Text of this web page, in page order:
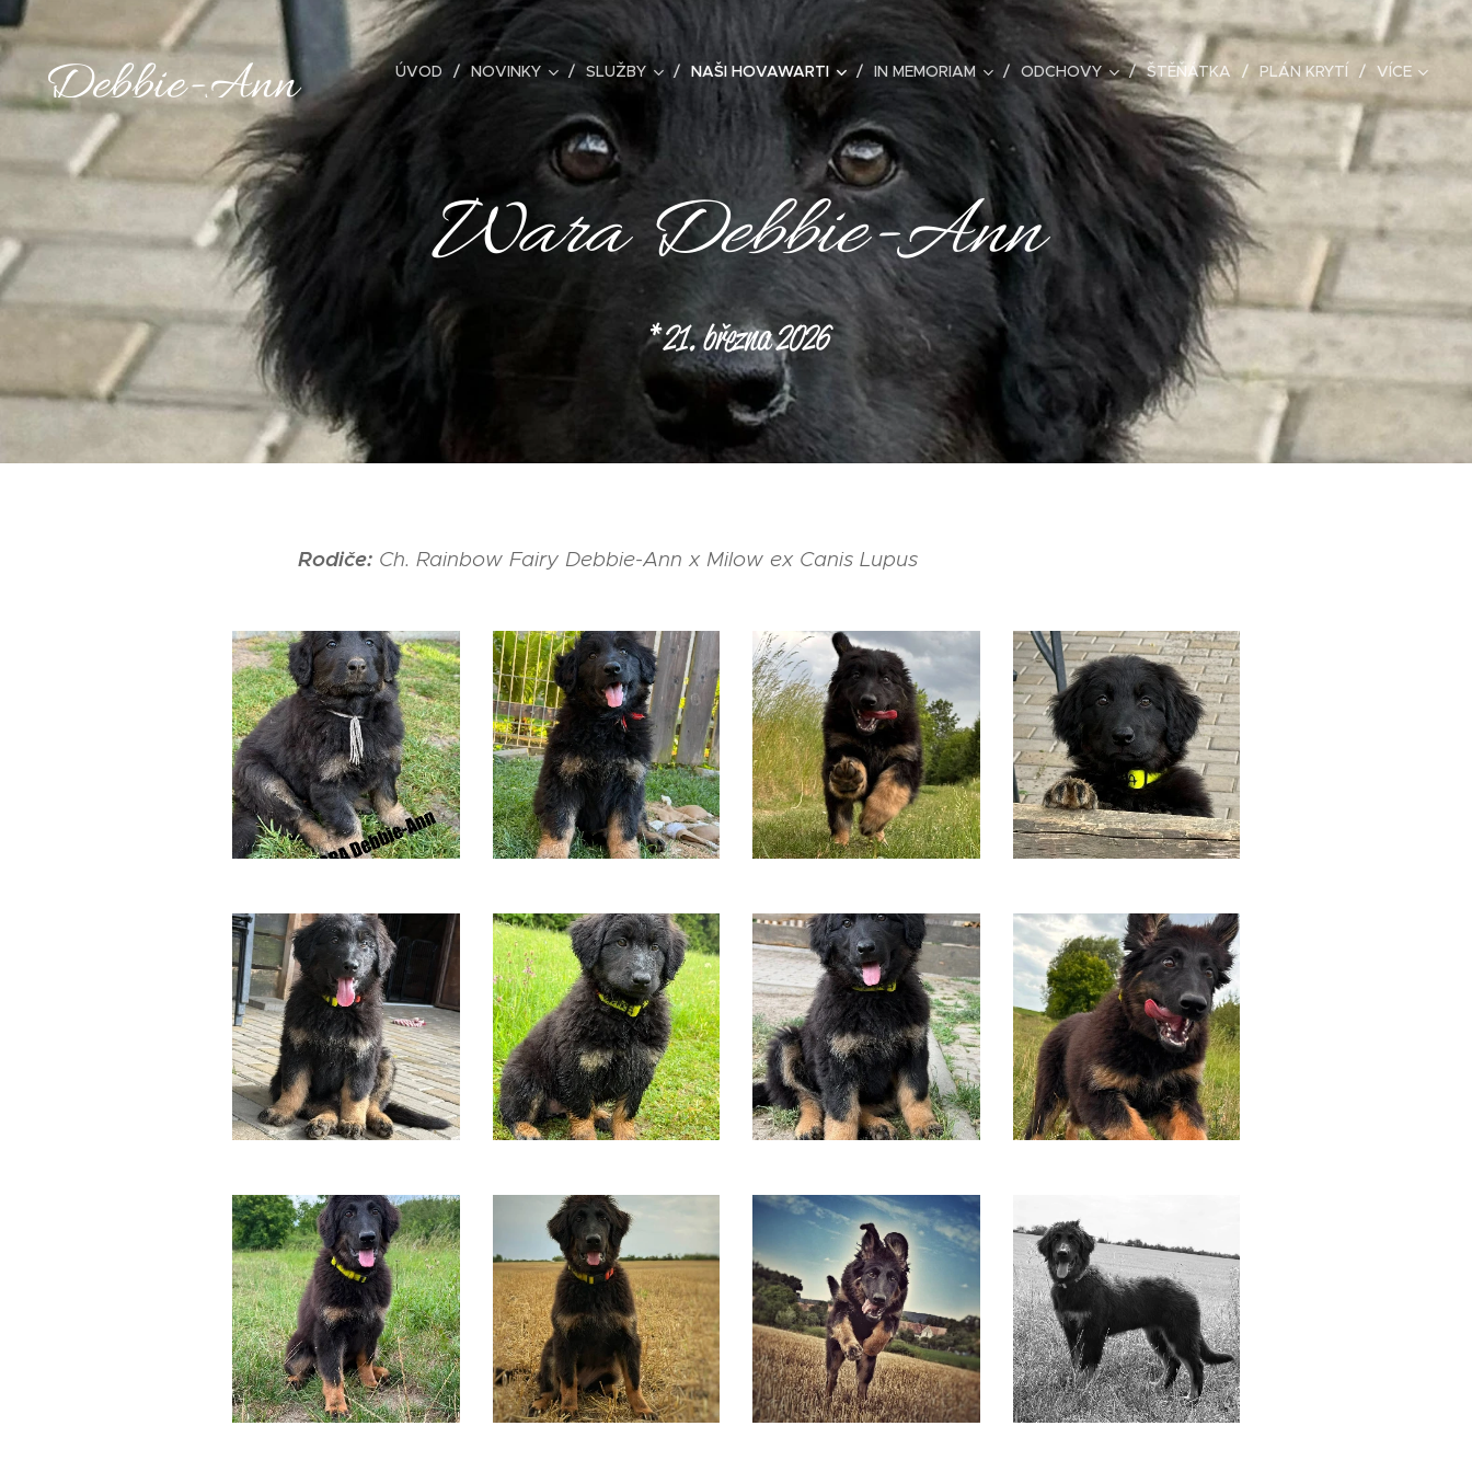
Debbie-Ann ÚVOD NOVINKY SLUŽBY NAŠI HOVAWARTI IN MEMORIAM ODCHOVY ŠTĚŇÁTKA PLÁN KRYTÍ VÍCE
Wara Debbie-Ann
* 21. března 2026
Rodiče: Ch. Rainbow Fairy Debbie-Ann x Milow ex Canis Lupus